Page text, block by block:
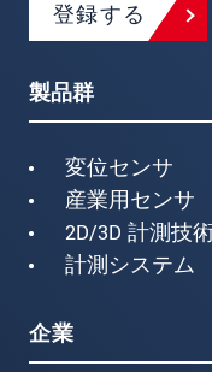
登録する
製品群
変位センサ
産業用センサ
2D/3D 計測技
計測システム
企業